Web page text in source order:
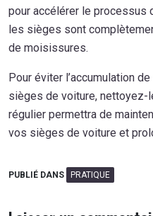
pour accélérer le processus
les sièges sont
de moisissures.
Pour éviter l’accumulation
sièges de voiture, nettoyez-
régulier permettra de
vos sièges de voiture et
PUBLIÉ DANS PRATIQUE